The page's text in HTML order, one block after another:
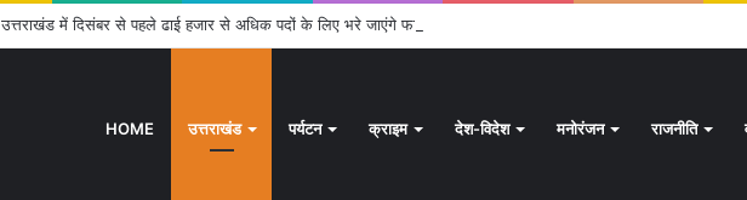
उत्तराखंड में दिसंबर से पहले ढाई हजार से अधिक पदों के लिए भरे जाएंगे फार्म
HOME उत्तराखंड पर्यटन क्राइम देश-विदेश मनोरंजन राजनीति